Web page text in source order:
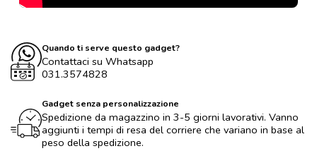
Quando ti serve questo gadget?
Contattaci su Whatsapp
031.3574828
Gadget senza personalizzazione
Spedizione da magazzino in 3-5 giorni lavorativi. Vanno
aggiunti i tempi di resa del corriere che variano in base al
peso della spedizione.